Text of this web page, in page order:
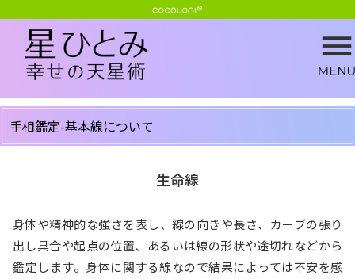
手相鑑定-基本線について
生命線
身体や精神的な強さを表し、線の向きや長さ、カーブの張り
出し具合や起点の位置、あるいは線の形状や途切れなどから
鑑定します。身体に関する線なので結果によっては不安を感